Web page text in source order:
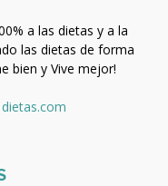
a las dietas y a la
las dietas de forma
bien y Vive mejor!